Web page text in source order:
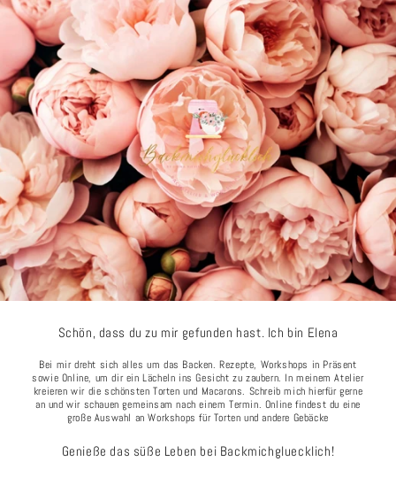
Schön, dass du zu mir gefunden hast. Ich bin Elena
Bei mir dreht sich alles um das Backen. Rezepte, Workshops in Präsent
sowie Online, um dir ein Lächeln ins Gesicht zu zaubern. In meinem Atelier
kreieren wir die schönsten Torten und Macarons. Schreib mich hierfür gerne
an und wir schauen gemeinsam nach einem Termin. Online findest du eine
große Auswahl an Workshops für Torten und andere Gebäcke
Genieße das süße Leben bei Backmichgluecklich!